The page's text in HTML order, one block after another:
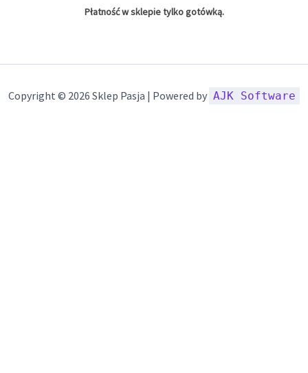
Płatność w sklepie tylko gotówką.
Copyright © 2026 Sklep Pasja | Powered by AJK Software